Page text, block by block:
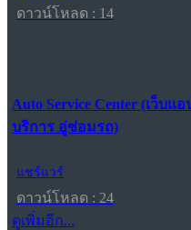
ดาวน์โหลด : 14
Auto Service Center (เว็บ
บริการ อู่ซ่อมรถ)
แชร์แวร์
ดาวน์โหลด : 24
ดูเพิ่มอีก...